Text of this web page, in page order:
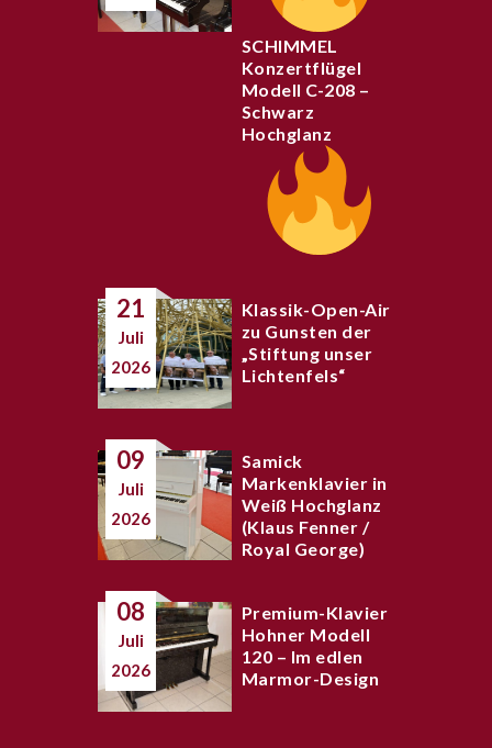
SCHIMMEL
Konzertflügel
Modell C-208 –
Schwarz
Hochglanz
21
Juli
2026
Klassik-Open-Air
zu Gunsten der
„Stiftung unser
Lichtenfels“
09
Juli
2026
Samick
Markenklavier in
Weiß Hochglanz
(Klaus Fenner /
Royal George)
08
Juli
2026
Premium-Klavier
Hohner Modell
120 – Im edlen
Marmor-Design